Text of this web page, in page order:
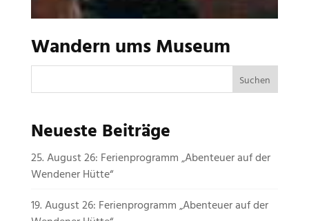
Wandern ums Museum
Neueste Beiträge
25. August 26: Ferienprogramm „Abenteuer auf der
Wendener Hütte“
19. August 26: Ferienprogramm „Abenteuer auf der